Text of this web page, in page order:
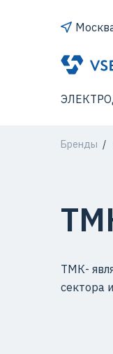
Бренды
ТМК-
сектора